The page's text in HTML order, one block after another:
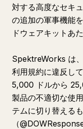
対する高度なセキ
の追加の軍事機能
ドウェアキットあ
SpektreWorks は
利用規約に違反し
5,000 ドルから
製品の不適切な使
テムに切り替える
（